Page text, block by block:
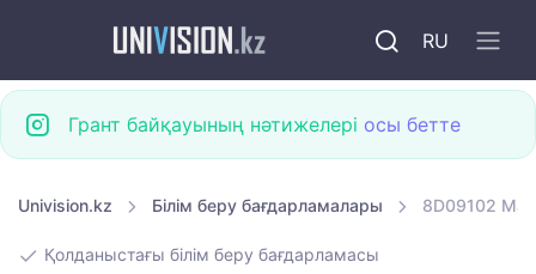
RU
Грант байқауының нәтижелері осы бетте
Univision.kz Білім беру бағдарламалары 8D09102 Мал
Қолданыстағы білім беру бағдарламасы